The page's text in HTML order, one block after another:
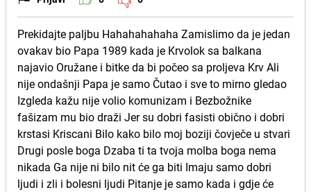
Prekidajte paljbu Hahahahahaha Zamislimo da je jedan
ovakav bio Papa 1989 kada je Krvolok sa balkana
najavio Oružane i bitke da bi počeo sa proljeva Krv Ali
nije ondašnji Papa je samo Čutao i sve to mirno gledao
Izgleda kažu nije volio komunizam i Bezbožnike
fašizam mu bio draži Jer su dobri fasisti obično i dobri
krstasi Kriscani Bilo kako bilo moj boziji čovječe u stvari
Drugi posle boga Dzaba ti ta tvoja molba boga nema
nikada Ga nije ni bilo nit će ga biti Imaju samo dobri
ljudi i zli i bolesni ljudi Pitanje je samo kada i gdje će